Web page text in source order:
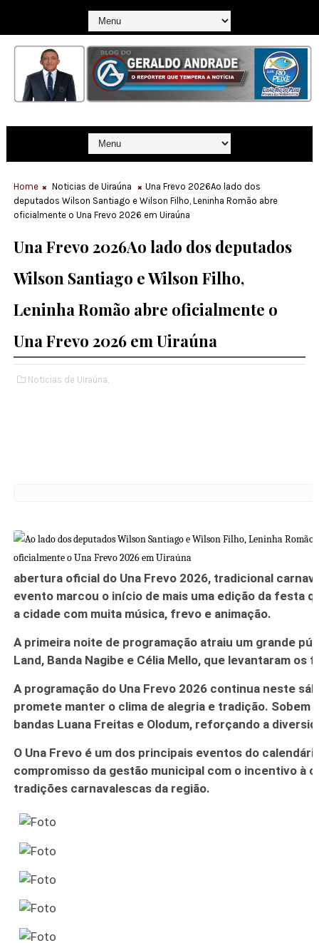
Home Noticias de Uiraúna
Una Frevo 2026Ao lado dos
deputados Wilson Santiago e Wilson Filho, Leninha Romão abre
oficialmente o Una Frevo 2026 em Uiraúna
Una Frevo 2026Ao lado dos deputados
Wilson Santiago e Wilson Filho,
Leninha Romão abre oficialmente o
Una Frevo 2026 em Uiraúna
Noticias de Uiraúna,
abertura oficial do Una Frevo 2026, tradicional
evento marcou o início de mais uma edição da festa
a cidade com muita música, frevo e animação.
A primeira noite de programação atraiu um grande
Land, Banda Nagibee Célia Mello, que levantaram os
A programação do Una Frevo 2026 continua neste
promete manter o clima de alegria e tradição. Sobem
bandas Luana Freitase Olodum, reforçando a
O Una Frevo é um dos principais eventos do
compromisso da gestão municipal com o incentivo à
tradições carnavalescas da região.